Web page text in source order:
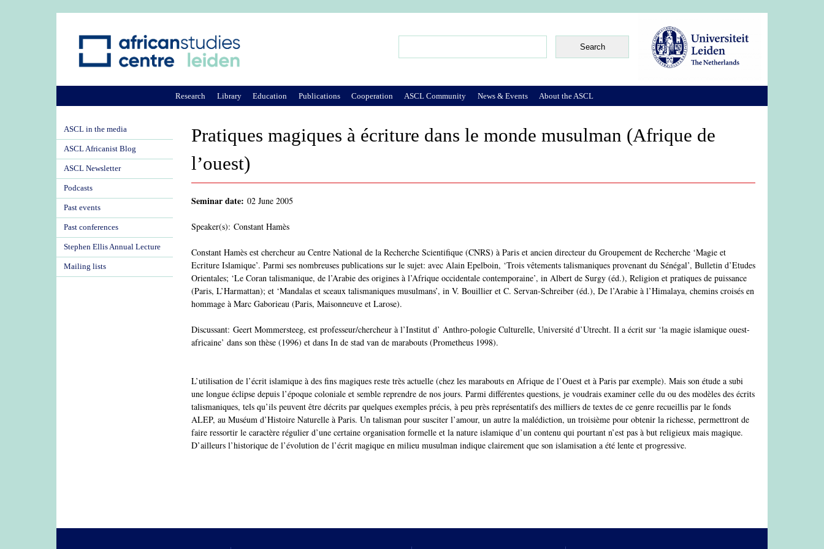
Pratiques magiques à écriture dans le monde musulman (Afrique de
l’ouest)
Seminar date: 02 June 2005
Speaker(s): Constant Hamès
Constant Hamès est chercheur au Centre National de la Recherche Scientifique (CNRS) à Paris et ancien directeur du Groupement de Recherche ‘Magie et
Ecriture Islamique’. Parmi ses nombreuses publications sur le sujet: avec Alain Epelboin, ‘Trois vêtements talismaniques provenant du Sénégal’, Bulletin d’Etudes
Orientales; ‘Le Coran talismanique, de l’Arabie des origines à l’Afrique occidentale contemporaine’, in Albert de Surgy (éd.), Religion et pratiques de puissance
(Paris, L’Harmattan); et ‘Mandalas et sceaux talismaniques musulmans’, in V. Bouillier et C. Servan-Schreiber (éd.), De l’Arabie à l’Himalaya, chemins croisés en
hommage à Marc Gaborieau (Paris, Maisonneuve et Larose).
Discussant: Geert Mommersteeg, est professeur/chercheur à l’Institut d’ Anthro-pologie Culturelle, Université d’Utrecht. Il a écrit sur ‘la magie islamique ouest-
africaine’ dans son thèse (1996) et dans In de stad van de marabouts (Prometheus 1998).
L’utilisation de l’écrit islamique à des fins magiques reste très actuelle (chez les marabouts en Afrique de l’Ouest et à Paris par exemple). Mais son étude a subi
une longue éclipse depuis l’époque coloniale et semble reprendre de nos jours. Parmi différentes questions, je voudrais examiner celle du ou des modèles des écrits
talismaniques, tels qu’ils peuvent être décrits par quelques exemples précis, à peu près représentatifs des milliers de textes de ce genre recueillis par le fonds
ALEP, au Muséum d’Histoire Naturelle à Paris. Un talisman pour susciter l’amour, un autre la malédiction, un troisième pour obtenir la richesse, permettront de
faire ressortir le caractère régulier d’une certaine organisation formelle et la nature islamique d’un contenu qui pourtant n’est pas à but religieux mais magique.
D’ailleurs l’historique de l’évolution de l’écrit magique en milieu musulman indique clairement que son islamisation a été lente et progressive.
Research Library Education Publications Cooperation ASCL Community News & Events About the ASCL
ASCL in the media
ASCL Africanist Blog
ASCL Newsletter
Podcasts
Past events
Past conferences
Stephen Ellis Annual Lecture
Mailing lists